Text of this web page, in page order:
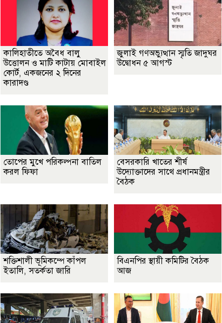
কালিহাতীতে অবৈধ বালু
উত্তোলন ও মাটি কাটায় মোবাইল
কোর্ট, একজনের ২ দিনের
কারাদণ্ড
জুলাই গণঅভ্যুত্থান স্মৃতি জাদুঘর
উদ্বোধন ৫ আগস্ট
তোপের মুখে পরিকল্পনা বাতিল
করল ফিফা
বেসরকারি খাতের শীর্ষ
উদ্যোক্তাদের সাথে প্রধানমন্ত্রীর
বৈঠক
শক্তিশালী ভূমিকম্পে কাঁপল
ইতালি, সতর্কতা জারি
বিএনপির স্থায়ী কমিটির বৈঠক
আজ